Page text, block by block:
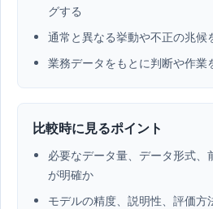
グする
通常と異なる挙動や不正の兆候
業務データをもとに判断や作業
比較時に見るポイント
必要なデータ量、データ形式、
が明確か
モデルの精度、説明性、評価方